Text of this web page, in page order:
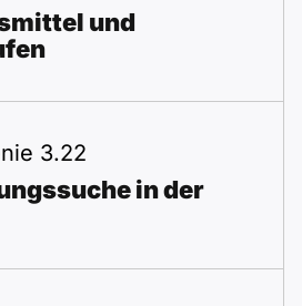
und
3.22
in der